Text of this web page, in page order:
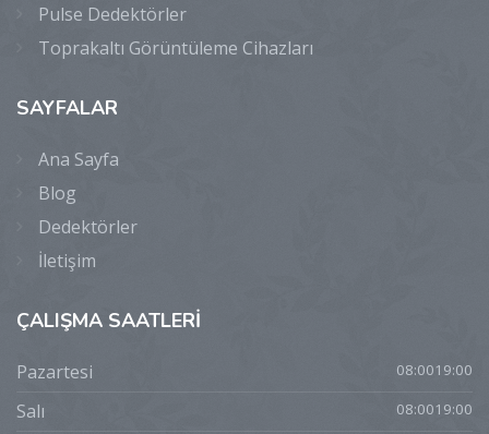
Pulse Dedektörler
Toprakaltı Görüntüleme Cihazları
SAYFALAR
Ana Sayfa
Blog
Dedektörler
İletişim
ÇALIŞMA SAATLERİ
Pazartesi 08:0019:00
Salı 08:0019:00